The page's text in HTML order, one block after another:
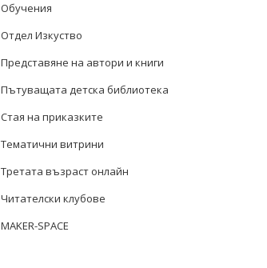
Обучения
Отдел Изкуство
Представяне на автори и книги
Пътуващата детска библиотека
Стая на приказките
Тематични витрини
Третата възраст онлайн
Читателски клубове
MAKER-SPACE